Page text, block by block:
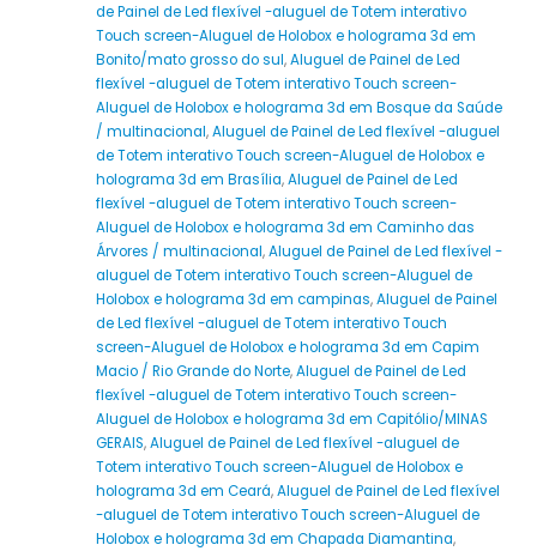
de Painel de Led flexível -aluguel de Totem interativo
Touch screen-Aluguel de Holobox e holograma 3d em
Bonito/mato grosso do sul,Aluguel de Painel de Led
flexível -aluguel de Totem interativo Touch screen-
Aluguel de Holobox e holograma 3d em Bosque da Saúde
/ multinacional,Aluguel de Painel de Led flexível -aluguel
de Totem interativo Touch screen-Aluguel de Holobox e
holograma 3d em Brasília,Aluguel de Painel de Led
flexível -aluguel de Totem interativo Touch screen-
Aluguel de Holobox e holograma 3d em Caminho das
Árvores / multinacional,Aluguel de Painel de Led flexível -
aluguel de Totem interativo Touch screen-Aluguel de
Holobox e holograma 3d em campinas,Aluguel de Painel
de Led flexível -aluguel de Totem interativo Touch
screen-Aluguel de Holobox e holograma 3d em Capim
Macio / Rio Grande do Norte,Aluguel de Painel de Led
flexível -aluguel de Totem interativo Touch screen-
Aluguel de Holobox e holograma 3d em Capitólio/MINAS
GERAIS,Aluguel de Painel de Led flexível -aluguel de
Totem interativo Touch screen-Aluguel de Holobox e
holograma 3d em Ceará,Aluguel de Painel de Led flexível
-aluguel de Totem interativo Touch screen-Aluguel de
Holobox e holograma 3d em Chapada Diamantina,